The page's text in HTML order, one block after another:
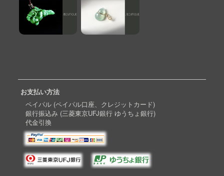
お支払い方法
ペイパル (ペイパル口座、クレジットカード)
銀行振込み (三菱東京UFJ銀行 ゆうちょ銀行)
代金引換